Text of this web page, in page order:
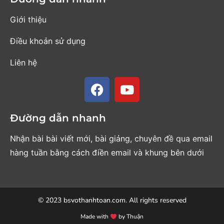
Giới thiệu
Điều khoản sử dụng
Liên hệ
Đường dẫn nhanh
Nhận bài bài viết mới, bài giảng, chuyên đề qua email
hàng tuần bằng cách điền email và khung bên dưới
© 2023 bsvothanhtoan.com. All rights reserved
Made with by Thuận